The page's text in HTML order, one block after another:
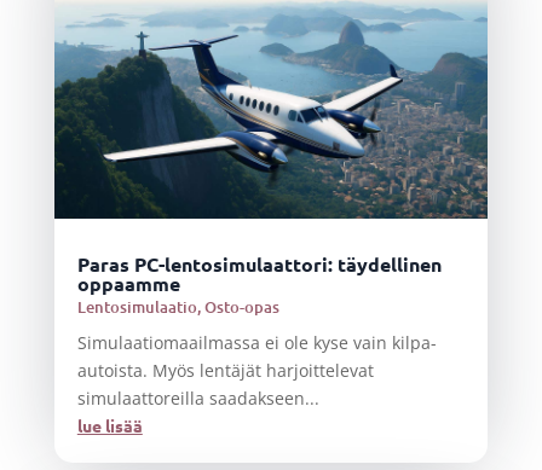
Paras PC-lentosimulaattori: täydellinen
oppaamme
Lentosimulaatio,Osto-opas
Simulaatiomaailmassa ei ole kyse vain kilpa-
autoista. Myös lentäjät harjoittelevat
simulaattoreilla saadakseen...
lue lisää